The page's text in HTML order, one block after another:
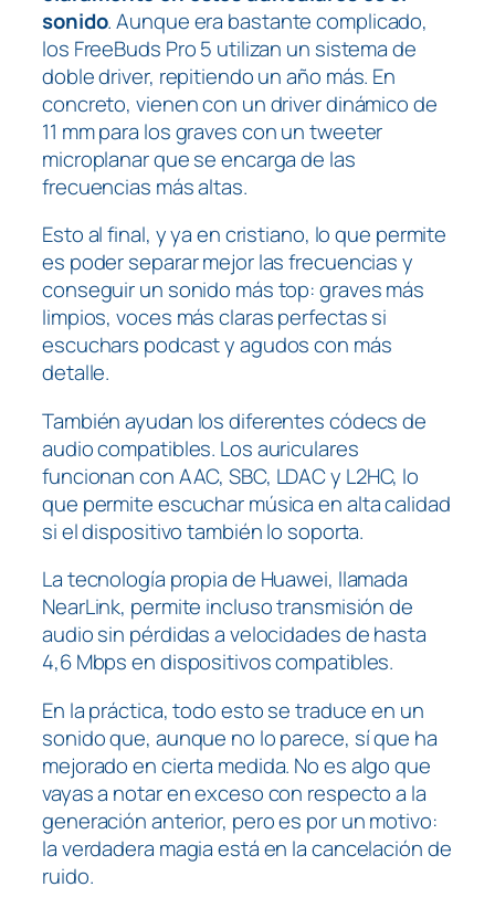
sonido. Aunque era bastante complicado,
los FreeBuds Pro 5 utilizan un sistema de
doble driver, repitiendo un año más. En
concreto, vienen con un driver dinámico de
11 mm para los graves con un tweeter
microplanar que se encarga de las
frecuencias más altas.
Esto al final, y ya en cristiano, lo que permite
es poder separar mejor las frecuencias y
conseguir un sonido más top: graves más
limpios, voces más claras perfectas si
escuchars podcast y agudos con más
detalle.
También ayudan los diferentes códecs de
audio compatibles. Los auriculares
funcionan con AAC, SBC, LDAC y L2HC, lo
que permite escuchar música en alta calidad
si el dispositivo también lo soporta.
La tecnología propia de Huawei, llamada
NearLink, permite incluso transmisión de
audio sin pérdidas a velocidades de hasta
4,6 Mbps en dispositivos compatibles.
En la práctica, todo esto se traduce en un
sonido que, aunque no lo parece, sí que ha
mejorado en cierta medida. No es algo que
vayas a notar en exceso con respecto a la
generación anterior, pero es por un motivo:
la verdadera magia está en la cancelación de
ruido.